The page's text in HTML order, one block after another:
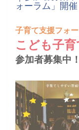
ォーラム」開催
子育て支援フォ
こども子
参加者募集中！